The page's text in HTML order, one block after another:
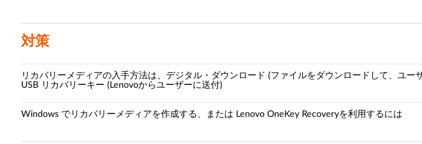
対策
リカバリーメディアの入手方法は、デジタル・ダウンロード (ファイルをダウンロードして、ユー
USB リカバリーキー (Lenovoからユーザーに送付)
Windows でリカバリーメディアを作成する、または Lenovo OneKey Recoveryを利用するには